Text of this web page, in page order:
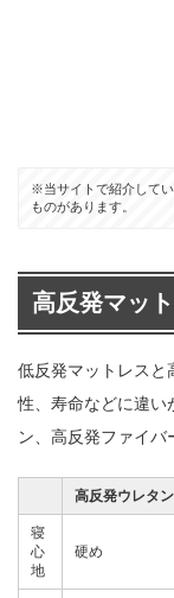
※当サイトで紹介して
ものがあります。
高反発マッ
低反発マットレスと
性、寿命などに違い
ン、高反発ファイバ
高反発ウレタン
寝
心
地
硬め